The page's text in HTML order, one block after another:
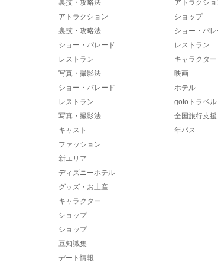
裏技・攻略法
アトラクション
裏技・攻略法
ショー・パレード
レストラン
写真・撮影法
ショー・パレード
レストラン
写真・撮影法
キャスト
ファッション
新エリア
ディズニーホテル
グッズ・お土産
キャラクター
ショップ
ショップ
豆知識集
デート情報
アトラクシ
ショップ
ショー・パ
レストラン
キャラクター
映画
ホテル
gotoトラベル
全国旅行支援
年パス